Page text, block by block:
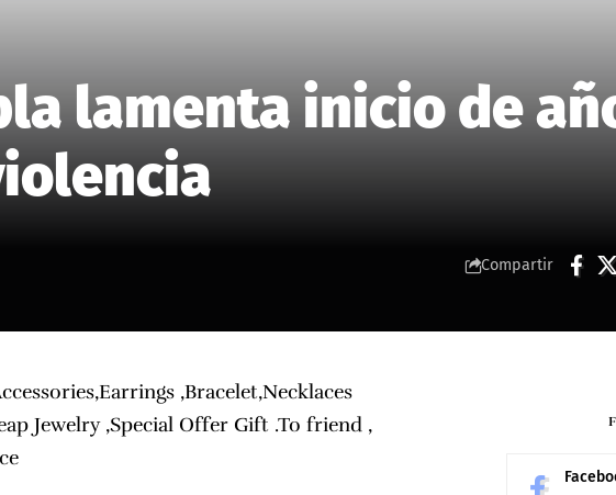
lamenta inicio de
Compartir
,Bracelet,Necklaces
Jewelry ,Special Offer Gift .To friend ,